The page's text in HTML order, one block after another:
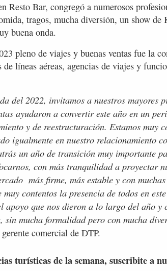
Resto Bar, congregó a numerosos
tragos, mucha diversión, un show de
buena onda.
pleno de viajes y buenas ventas fue la
líneas aéreas, agencias de viajes y
del 2022, invitamos a nuestros mayores
ayudaron a convertir este año en un
y de reestructuración. Estamos muy
igualmente en nuestro relacionamiento
un año de transición muy importante
con más tranquilidad a proyectar
más firme, más estable y con muchas
contentos la presencia de todos en
apoyo que nos dieron a lo largo del año y
sin mucha formalidad pero con mucha
gerente comercial de DTP.
turísticas de la semana, suscribite a